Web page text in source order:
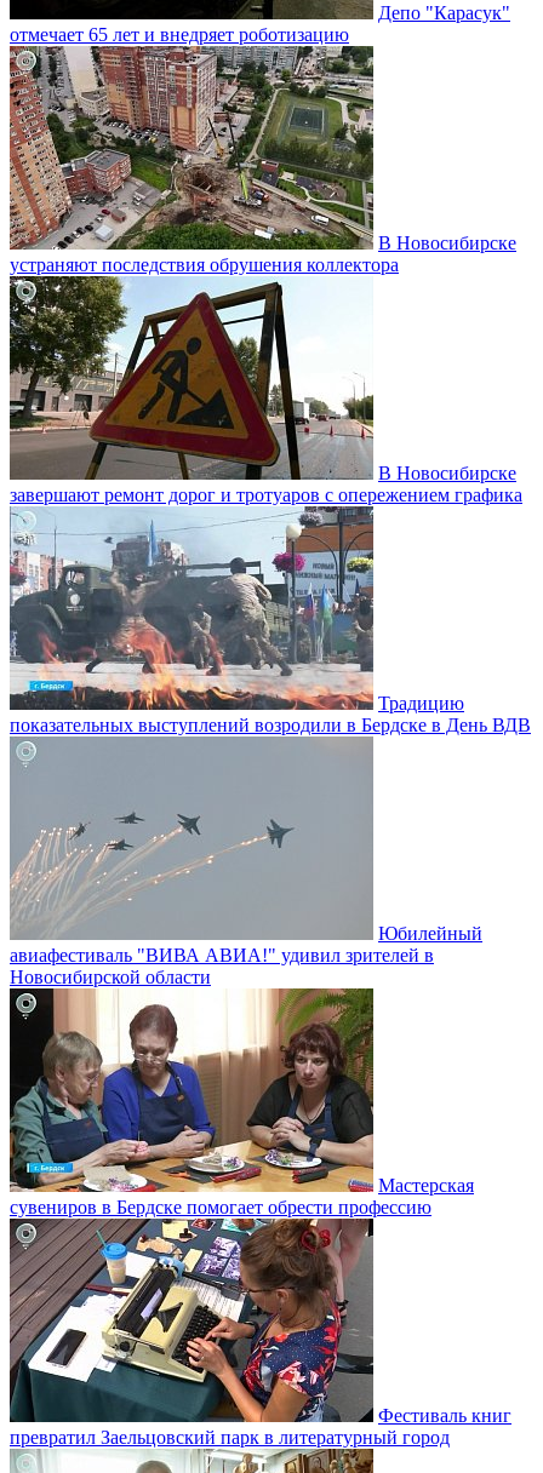
Депо "Карасук"
отмечает 65 лет и внедряет роботизацию
В Новосибирске
устраняют последствия обрушения коллектора
В Новосибирске
завершают ремонт дорог и тротуаров с опережением графика
Традицию
показательных выступлений возродили в Бердске в День ВДВ
Юбилейный
авиафестиваль "ВИВА АВИА!" удивил зрителей в
Новосибирской области
Мастерская
сувениров в Бердске помогает обрести профессию
Фестиваль книг
превратил Заельцовский парк в литературный город